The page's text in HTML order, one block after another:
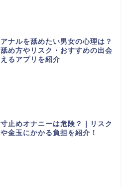
アナルを舐めたい男女の心理は？
舐め方やリスク・おすすめの出会
えるアプリを紹介
寸止めオナニーは危険？｜リスク
や金玉にかかる負担を紹介！